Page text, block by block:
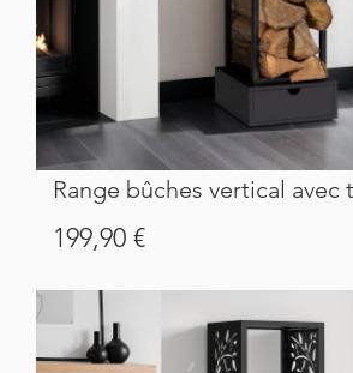
Range bûches vertical
Prix
199,90 €